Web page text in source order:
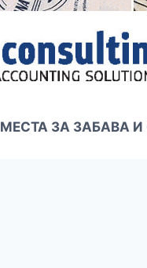
МЕСТА ЗА ЗАБАВА